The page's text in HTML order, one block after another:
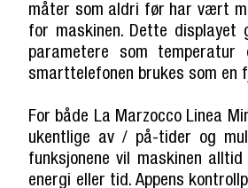
måter som aldri før har vært
for maskinen. Dette
parametere som
smarttelefonen brukes som en
For både La Marzocco Linea
ukentlige av / på-tider og
funksjonene vil maskinen
energi eller tid. Appens